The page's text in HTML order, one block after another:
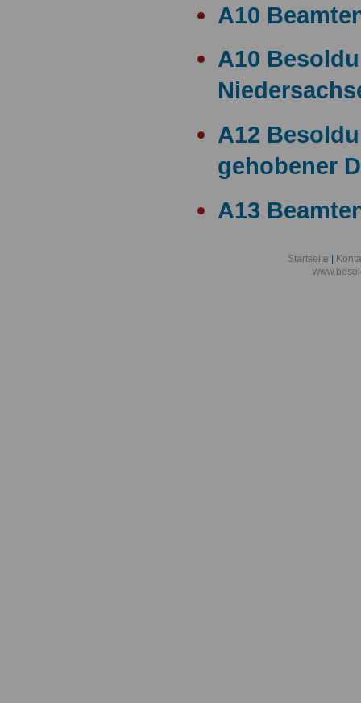
A10
A10
A12
gehobener
A13
A13
Startseite